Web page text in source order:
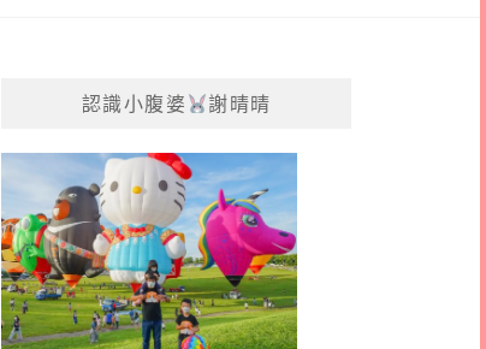
認識小腹婆 謝晴晴